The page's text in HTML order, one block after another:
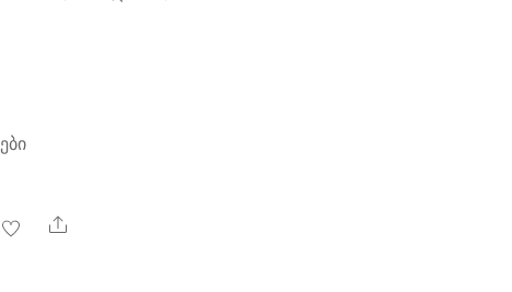
Share